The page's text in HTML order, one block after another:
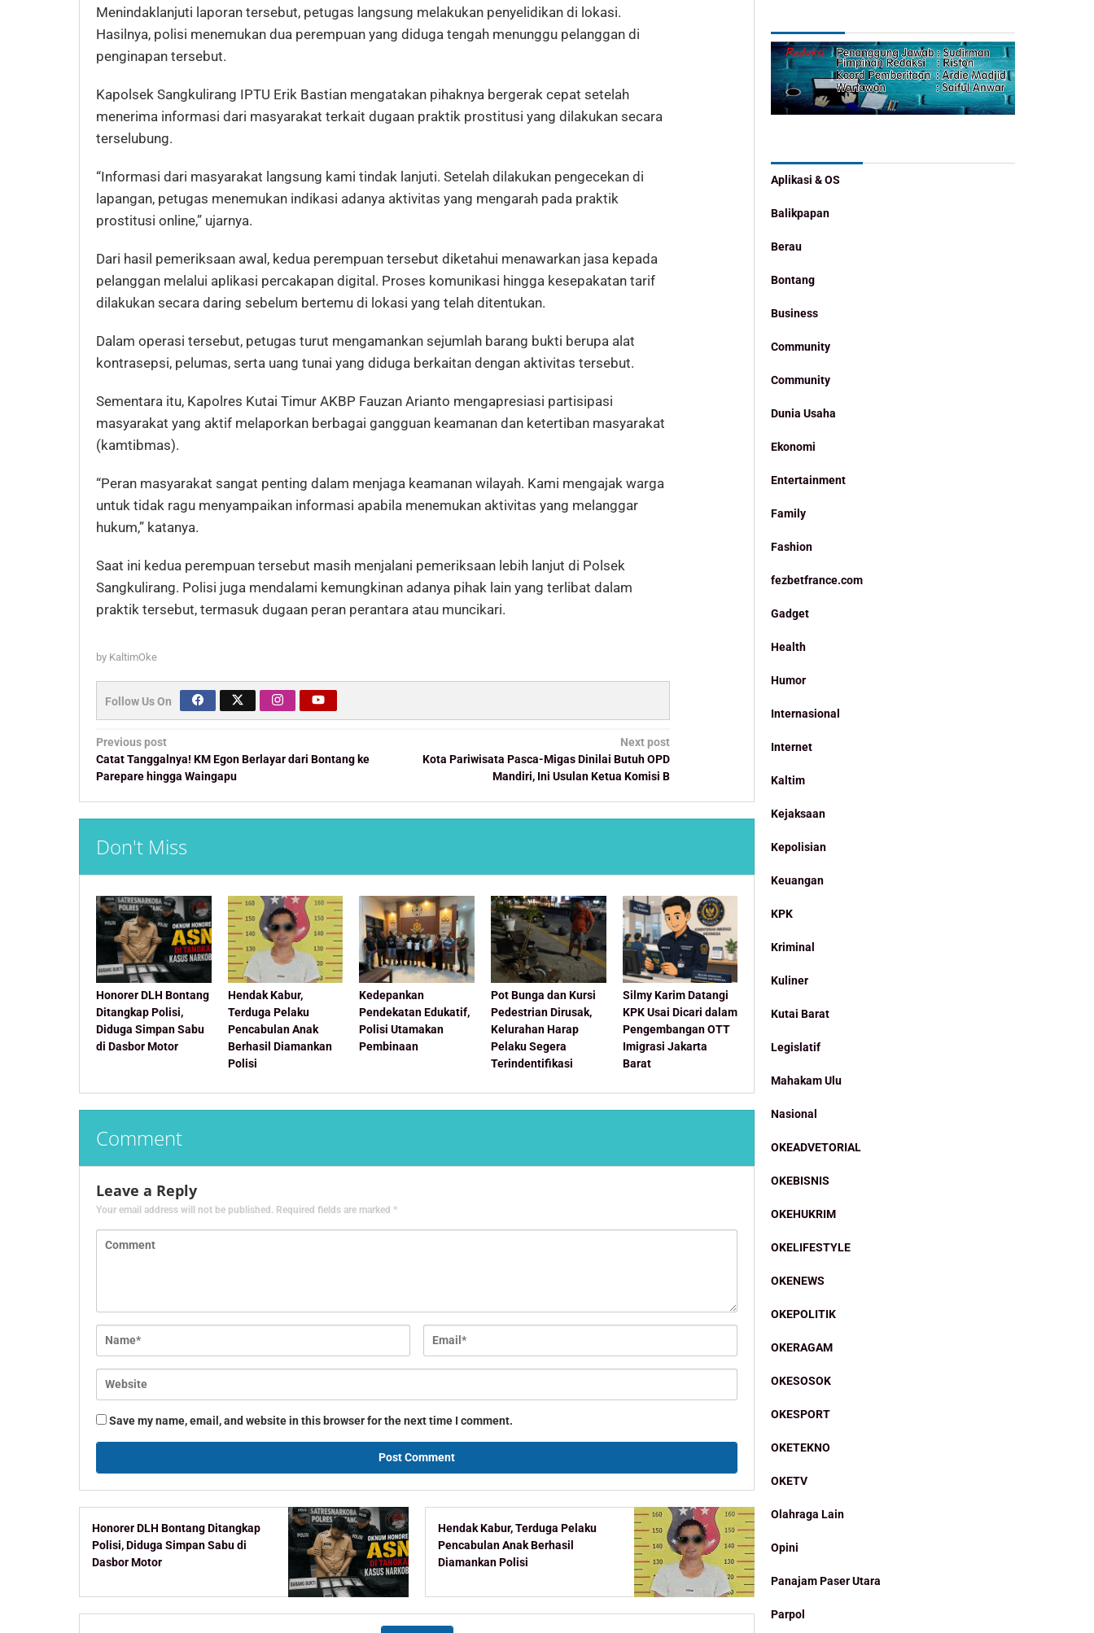
Menindaklanjuti laporan tersebut, petugas langsung melakukan penyelidikan di lokasi.
Hasilnya, polisi menemukan dua perempuan yang diduga tengah menunggu pelanggan di
penginapan tersebut.
Kapolsek Sangkulirang IPTU Erik Bastian mengatakan pihaknya bergerak cepat setelah
menerima informasi dari masyarakat terkait dugaan praktik prostitusi yang dilakukan secara
terselubung.
“Informasi dari masyarakat langsung kami tindak lanjuti. Setelah dilakukan pengecekan di
lapangan, petugas menemukan indikasi adanya aktivitas yang mengarah pada praktik
prostitusi online,” ujarnya.
Dari hasil pemeriksaan awal, kedua perempuan tersebut diketahui menawarkan jasa kepada
pelanggan melalui aplikasi percakapan digital. Proses komunikasi hingga kesepakatan tarif
dilakukan secara daring sebelum bertemu di lokasi yang telah ditentukan.
Dalam operasi tersebut, petugas turut mengamankan sejumlah barang bukti berupa alat
kontrasepsi, pelumas, serta uang tunai yang diduga berkaitan dengan aktivitas tersebut.
Sementara itu, Kapolres Kutai Timur AKBP Fauzan Arianto mengapresiasi partisipasi
masyarakat yang aktif melaporkan berbagai gangguan keamanan dan ketertiban masyarakat
(kamtibmas).
“Peran masyarakat sangat penting dalam menjaga keamanan wilayah. Kami mengajak warga
untuk tidak ragu menyampaikan informasi apabila menemukan aktivitas yang melanggar
hukum,” katanya.
Saat ini kedua perempuan tersebut masih menjalani pemeriksaan lebih lanjut di Polsek
Sangkulirang. Polisi juga mendalami kemungkinan adanya pihak lain yang terlibat dalam
praktik tersebut, termasuk dugaan peran perantara atau muncikari.
by KaltimOke
Follow Us On
Post
navigation
Previous post
Catat Tanggalnya! KM Egon Berlayar dari Bontang ke
Parepare hingga Waingapu
Next post
Kota Pariwisata Pasca-Migas Dinilai Butuh OPD
Mandiri, Ini Usulan Ketua Komisi B
Don't Miss
Honorer DLH Bontang
Ditangkap Polisi,
Diduga Simpan Sabu
di Dasbor Motor
Hendak Kabur,
Terduga Pelaku
Pencabulan Anak
Berhasil Diamankan
Polisi
Kedepankan
Pendekatan Edukatif,
Polisi Utamakan
Pembinaan
Pot Bunga dan Kursi
Pedestrian Dirusak,
Kelurahan Harap
Pelaku Segera
Terindentifikasi
Silmy Karim Datangi
KPK Usai Dicari dalam
Pengembangan OTT
Imigrasi Jakarta
Barat
Comment
Leave a Reply
Your email address will not be published. Required fields are marked *
Save my name, email, and website in this browser for the next time I comment.
Honorer DLH Bontang Ditangkap
Polisi, Diduga Simpan Sabu di
Dasbor Motor
Hendak Kabur, Terduga Pelaku
Pencabulan Anak Berhasil
Diamankan Polisi
Aplikasi & OS
Balikpapan
Berau
Bontang
Business
Community
Community
Dunia Usaha
Ekonomi
Entertainment
Family
Fashion
fezbetfrance.com
Gadget
Health
Humor
Internasional
Internet
Kaltim
Kejaksaan
Kepolisian
Keuangan
KPK
Kriminal
Kuliner
Kutai Barat
Legislatif
Mahakam Ulu
Nasional
OKEADVETORIAL
OKEBISNIS
OKEHUKRIM
OKELIFESTYLE
OKENEWS
OKEPOLITIK
OKERAGAM
OKESOSOK
OKESPORT
OKETEKNO
OKETV
Olahraga Lain
Opini
Panajam Paser Utara
Parpol